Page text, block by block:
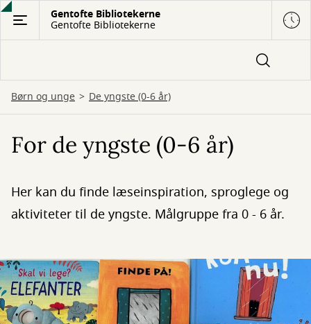
Gå
hovedindhold
Gentofte Bibliotekerne
Gentofte Bibliotekerne
Børn og unge De yngste (0-6 år)
For de yngste (0-6 år)
Her kan du finde læseinspiration, sproglege og
aktiviteter til de yngste. Målgruppe fra 0 - 6 år.